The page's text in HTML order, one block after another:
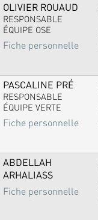
OLIVIER ROUAUD
RESPONSABLE
ÉQUIPE OSE
Fiche personnelle
PASCALINE PRÉ
RESPONSABLE
ÉQUIPE VERTE
Fiche personnelle
ABDELLAH
ARHALIASS
Fiche personnelle